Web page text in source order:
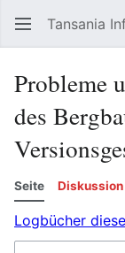
Tansania
Probleme
des
Seite Diskussion
Logbücher